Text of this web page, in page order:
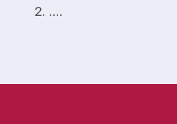
2. ....